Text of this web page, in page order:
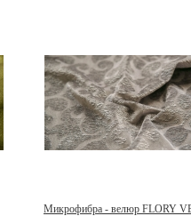
Микрофибра - велюр FLORY